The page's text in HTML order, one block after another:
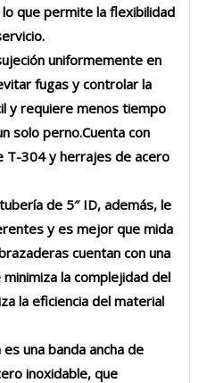
que permite la flexibilidad
uniformemente en
fugas y controlar la
y requiere menos tiempo
solo perno.Cuenta con
T-304 y herrajes de acero
de 5″ ID, además, le
y es mejor que mida
cuentan con una
la complejidad del
la eficiencia del material
una banda ancha de
inoxidable, que